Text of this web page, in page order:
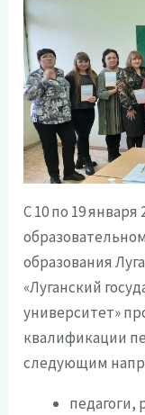
С 10 по 19 января
образования
«Луганский
университет»
квалификации
следующим
педагоги,